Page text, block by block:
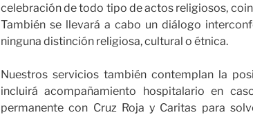
celebración de todo tipo de actos religiosos,
También se llevará a cabo un diálogo
ninguna distinción religiosa, cultural o étnica.
Nuestros servicios también contemplan la
incluirá acompañamiento hospitalario en
permanente con Cruz Roja y Caritas para